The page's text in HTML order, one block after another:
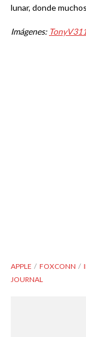
lunar, donde
Imágenes:
APPLE FOXCONN
JOURNAL